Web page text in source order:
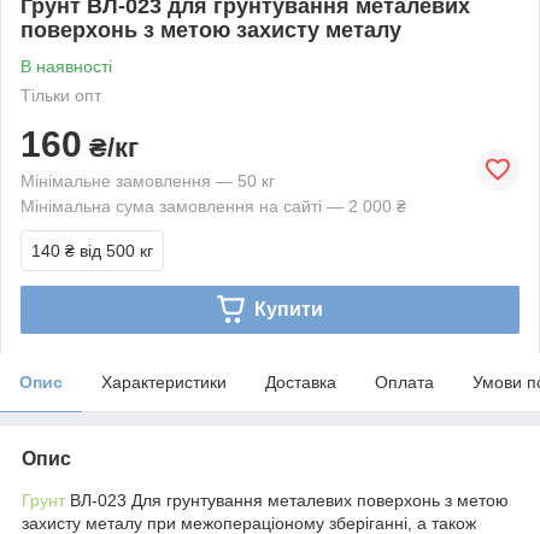
Грунт ВЛ-023 для грунтування металевих
поверхонь з метою захисту металу
В наявності
Тільки опт
160 ₴/кг
Мінімальне замовлення — 50 кг
Мінімальна сума замовлення на сайті — 2 000 ₴
140 ₴ від 500 кг
Купити
Опис Характеристики Доставка Оплата Умови
Опис
Грунт ВЛ-023 Для грунтування металевих поверхонь з метою
захисту металу при межопераціоному зберіганні, а також